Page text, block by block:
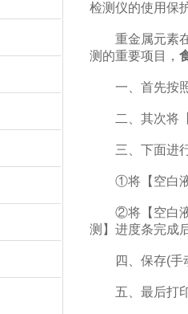
检测仪的使用保
重金属元素在
测的重要项目，
一、首先按照
二、其次将【
三、下面进
①将【空白液
②将【空白液】
测】进度条完成
四、保存(手
五、最后打印